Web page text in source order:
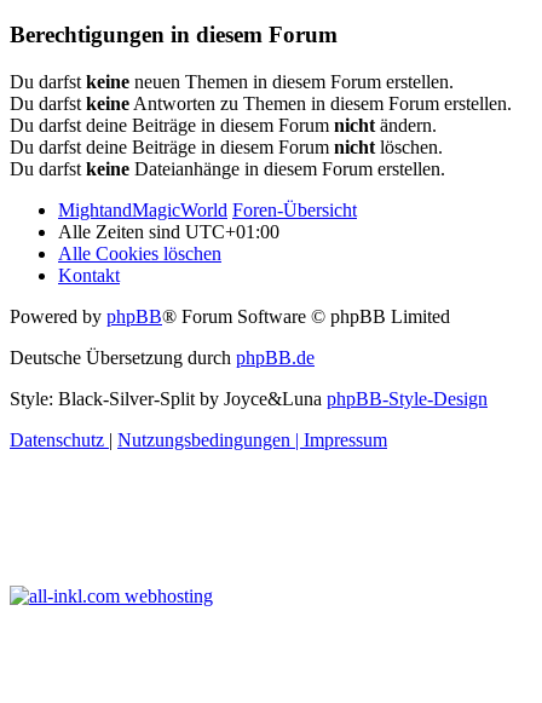
Berechtigungen in diesem Forum
Du darfst keine neuen Themen in diesem Forum erstellen.
Du darfst keine Antworten zu Themen in diesem Forum erstellen.
Du darfst deine Beiträge in diesem Forum nicht ändern.
Du darfst deine Beiträge in diesem Forum nicht löschen.
Du darfst keine Dateianhänge in diesem Forum erstellen.
MightandMagicWorld Foren-Übersicht
Alle Zeiten sind UTC+01:00
Alle Cookies löschen
Kontakt
Powered by phpBB® Forum Software © phpBB Limited
Deutsche Übersetzung durch phpBB.de
Style: Black-Silver-Split by Joyce&Luna phpBB-Style-Design
Datenschutz | Nutzungsbedingungen | Impressum